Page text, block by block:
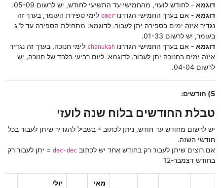
דוגמא - לחודש לועזי, מהחמישי עד התשיעי לחודש, יש לרשום 05-09.
דוגמא - אם בערך החמישי הגדרנו omer לימי ספירת העומר, בערך זה
נגדיר איזה ימים בספירה יתן לעבור. לדוגמא: מתחילת הספירה עד ל"ג
בעומר, יש לרשום 01-33.
דוגמא - אם בערך החמישי הגדרנו chanukah לימי חנוכה, בערך זה נגדיר
איזה ימים בחנוכה יתן לעבור. לדוגמא: ליום רביעי בלבד של חנוכה, יש
לרשום 04-04.
5) חודשים:
טבלת החודשים בלוח שנה לועזי
יש לרשום מחודש עד חודש, ניתן לכתוב * בשביל להגדיר שיתן לעבור בכל
חודשי השנה.
אם רוצים שיתן לעבור רק בחודש אחד יש לכתוב dec-dec = יתן לעבור רק
בחודש דצמבר-12
מאי
יולי